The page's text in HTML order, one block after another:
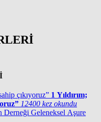
1 Yıldırım;
12400 kez okundu